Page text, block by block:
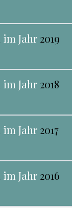
im Jahr 2019
im Jahr 2018
im Jahr 2017
im Jahr 2016